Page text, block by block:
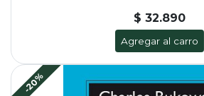
$ 32.890
Agregar al carro
-20%